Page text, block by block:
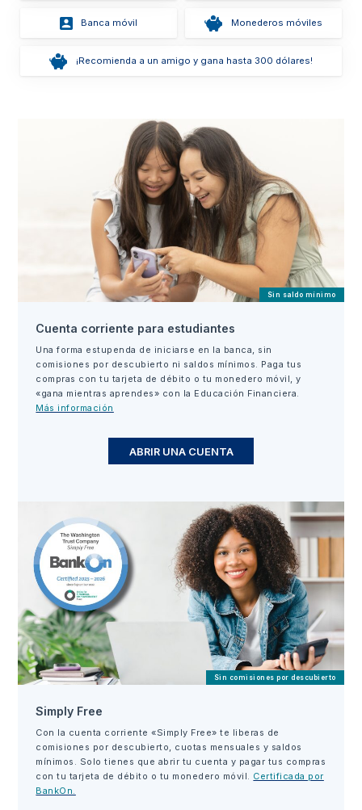
Banca móvil Monederos móviles
¡Recomienda a un amigo y gana hasta 300 dólares!
Sin saldo mínimo
Cuenta corriente para estudiantes
Una forma estupenda de iniciarse en la banca, sin
comisiones por descubierto ni saldos mínimos. Paga tus
compras con tu tarjeta de débito o tu monedero móvil, y
«gana mientras aprendes» con la Educación Financiera.
Más información
ABRIR UNA CUENTA
Sin comisiones por descubierto
Simply Free
Con la cuenta corriente «Simply Free» te liberas de
comisiones por descubierto, cuotas mensuales y saldos
mínimos. Solo tienes que abrir tu cuenta y pagar tus compras
con tu tarjeta de débito o tu monedero móvil. Certificada por
BankOn.